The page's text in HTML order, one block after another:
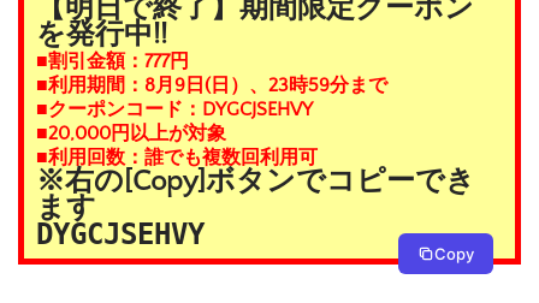
【明日で終了】期間限定クーポン
を発行中!!
■割引金額：777円
■利用期間：8月9日(日）、23時59分まで
■クーポンコード：DYGCJSEHVY
■20,000円以上が対象
■利用回数：誰でも複数回利用可
※右の[Copy]ボタンでコピーでき
ます
DYGCJSEHVY
Copy